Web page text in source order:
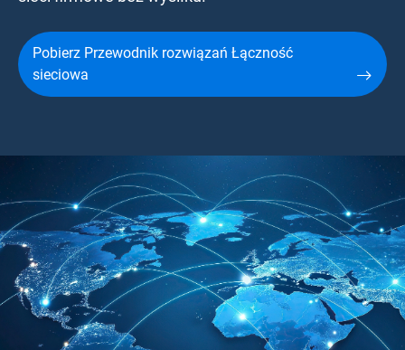
Pobierz Przewodnik rozwiązań Łączność
sieciowa